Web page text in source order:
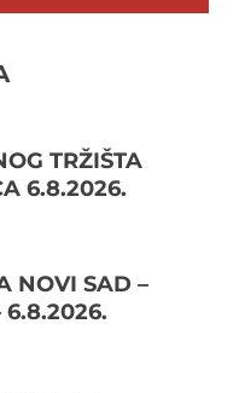
TRŽIŠTA
6.8.2026.
NOVI SAD –
6.8.2026.